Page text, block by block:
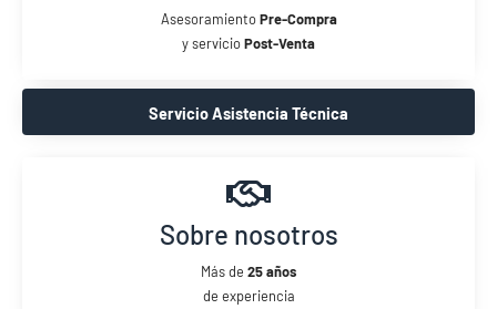
AsesoramientoPre-Compra
y servicioPost-Venta
Servicio Asistencia Técnica
Sobre nosotros
Más de 25 años
de experiencia